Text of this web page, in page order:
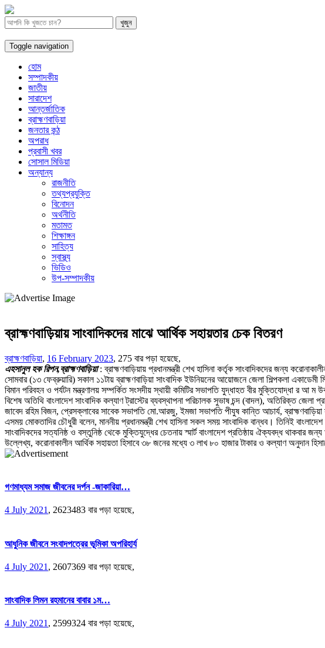
Toggle navigation
হোম
সম্পাদকীয়
জাতীয়
সারাদেশ
আন্তর্জাতিক
ব্রাহ্মণবাড়িয়া
জনতার কন্ঠ
অপরাধ
প্রবাসী খবর
সোসাল মিডিয়া
অন্যান্য
রাজনীতি
তথ্যপ্রযুক্তি
বিনোদন
অর্থনীতি
মতামত
শিক্ষাঙ্গন
সাহিত্য
স্বাস্থ্য
ভিডিও
উপ-সম্পাদকীয়
ব্রাহ্মণবাড়িয়ায় সাংবাদিকদের মাঝে আর্থিক সহায়তার চেক বিতরণ
ব্রাহ্মণবাড়িয়া, 16 February 2023, 275 বার পড়া হয়েছে,
এহসানুল হক রিপন,ব্রাহ্মণবাড়িয়া: ব্রাহ্মণবাড়িয়ায় প্রধানমন্ত্রী শেখ হাসিনা কর্তৃক সাংবাদিকদের জন্য
সোমবার (১৩ ফেব্রুয়ারি) সকাল ১১টায় ব্রাহ্মণবাড়িয়া সাংবাদিক ইউনিয়নের আয়োজনে জেলা শিল্পকলা
বিমান পরিবহন ও পর্যটন মন্ত্রণালয় সম্পর্কিত সংসদীয় স্থায়ী কমিটির সভাপতি যুদ্ধাহত বীর মুক্তিযোদ্ধা র
বিশেষ অতিথি বাংলাদেশ সাংবাদিক কল্যাণ ট্রাস্টের ব্যবস্থাপনা পরিচালক সুভাষ চন্দ (বাদল), অতিরিক্ত
জাবেদ রহিম বিজন, প্রেসক্লাবের সাবেক সভাপতি মো.আরজু, ইমজা সভাপতি পীযুষ কান্তি আচার্য,
এসময় মোকতাদির চৌধুরী বলেন, মাননীয় প্রধানমন্ত্রী শেখ হাসিনা সকল সময় সাংবাদিক বান্ধব। তিনিই
সাংবাদিকদের সত্যনিষ্ঠ ও বস্তুনিষ্ঠ থেকে মুক্তিযুদ্ধের চেতনায় স্মার্ট বাংলাদেশ প্রতিষ্ঠায় ঐক্যবদ্ধ থাকবার
উল্লেখ্য, করোনাকালীন আর্থিক সহায়তা হিসাবে ৩৮ জনের মধ্যে ৩ লাখ ৮০ হাজার টাকার ও কল্যাণ অনুদান
গণমাধ্যম সমাজ জীবনের দর্পন -জাকারিয়া…
4 July 2021 , 2623483 বার পড়া হয়েছে,
আধুনিক জীবনে সংবাদপত্রের ভূমিকা অপরিহার্য
4 July 2021 , 2607369 বার পড়া হয়েছে,
সাংবাদিক লিমন রহমানের বাবার ১ম…
4 July 2021, 2599324 বার পড়া হয়েছে,